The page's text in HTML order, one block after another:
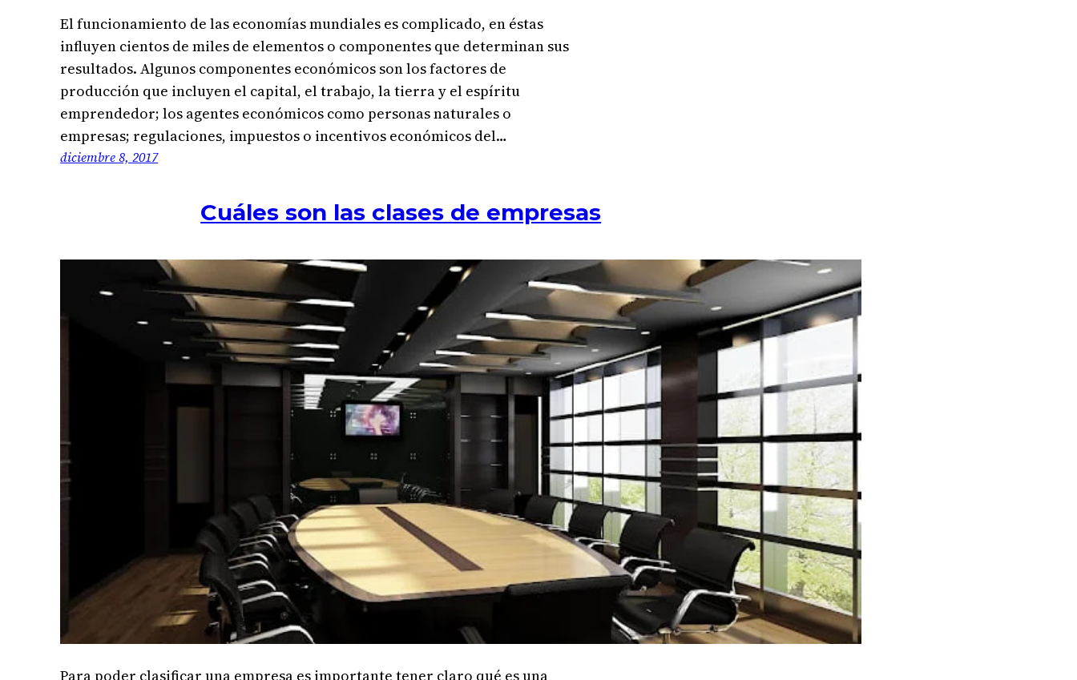
El funcionamiento de las economías mundiales es complicado, en éstas
influyen cientos de miles de elementos o componentes que determinan sus
resultados. Algunos componentes económicos son los factores de
producción que incluyen el capital, el trabajo, la tierra y el espíritu
emprendedor; los agentes económicos como personas naturales o
empresas; regulaciones, impuestos o incentivos económicos del…
diciembre 8, 2017
Cuáles son las clases de empresas
Para poder clasificar una empresa es importante tener claro qué es una